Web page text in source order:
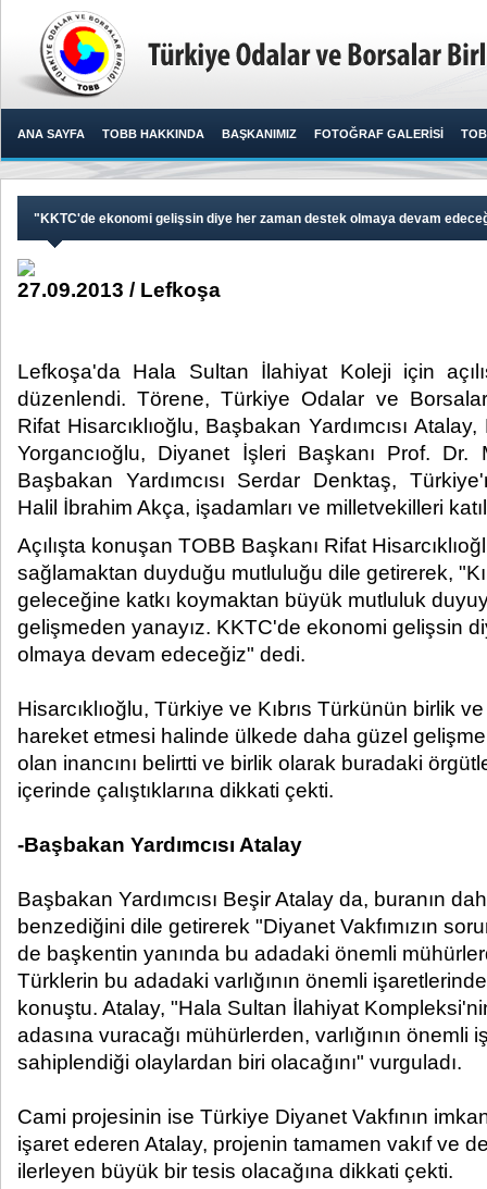
ANA SAYFA TOBB HAKKINDA BAŞKANIMIZ FOTOĞRAF GALERİSİ
"KKTC'de ekonomi gelişsin diye her zaman destek olmaya devam
27.09.2013 / Lefkoşa
Lefkoşa'da Hala Sultan İlahiyat Koleji için
düzenlendi. Törene, Türkiye Odalar ve
Rifat Hisarcıklıoğlu, Başbakan Yardımcısı
Yorgancıoğlu, Diyanet İşleri Başkanı Prof. Dr.
Başbakan Yardımcısı Serdar Denktaş,
Halil İbrahim Akça, işadamları ve milletvekilleri
Açılışta konuşan TOBB Başkanı Rifat
sağlamaktan duyduğu mutluluğu dile getirerek,
geleceğine katkı koymaktan büyük mutluluk
gelişmeden yanayız. KKTC'de ekonomi gelişsin
olmaya devam edeceğiz" dedi.
Hisarcıklıoğlu, Türkiye ve Kıbrıs Türkünün birlik
hareket etmesi halinde ülkede daha güzel
olan inancını belirtti ve birlik olarak buradaki
içerinde çalıştıklarına dikkati çekti.
-Başbakan Yardımcısı Atalay
Başbakan Yardımcısı Beşir Atalay da, buranın
benzediğini dile getirerek "Diyanet Vakfımızın
de başkentin yanında bu adadaki önemli
Türklerin bu adadaki varlığının önemli
konuştu. Atalay, "Hala Sultan İlahiyat
adasına vuracağı mühürlerden, varlığının önemli
sahiplendiği olaylardan biri olacağını" vurguladı.
Cami projesinin ise Türkiye Diyanet Vakfının
işaret ederen Atalay, projenin tamamen vakıf ve
ilerleyen büyük bir tesis olacağına dikkati çekti.